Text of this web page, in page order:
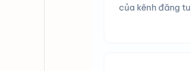
của kênh đăng